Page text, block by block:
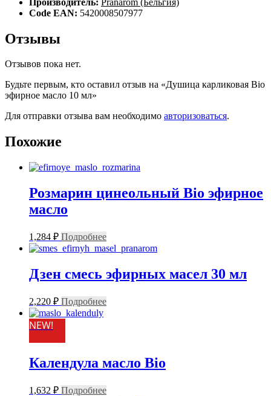
Code EAN: 5420008507977
Отзывы
Отзывов пока нет.
Будьте первым, кто оставил отзыв на «Душица карликовая Bio
эфирное масло 10 мл»
Для отправки отзыва вам необходимо авторизоваться.
Похожие
Розмарин цинеольный Bio эфирное
масло
1,284 ₽ Подробнее
Дзен смесь эфирных масел 30 мл
2,220 ₽ Подробнее
NEW!
Календула масло Bio
1,632 ₽ Подробнее